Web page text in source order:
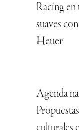
Racing en
suaves
Heuer
Agenda
Propuestas